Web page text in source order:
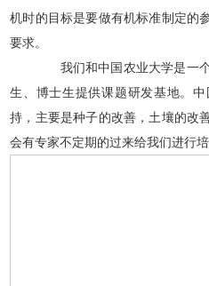
机时的目标是要做有机标准制定的
要求。
我们和中国农业大学是一个
生、博士生提供课题研发基地。
持，主要是种子的改善，土壤的改
会有专家不定期的过来给我们进行培